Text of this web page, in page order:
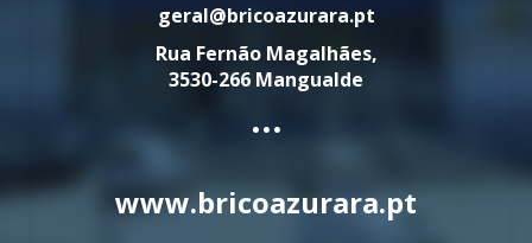
geral@bricoazurara.pt
Rua Fernão Magalhães,
3530-266 Mangualde
...
www.bricoazurara.pt